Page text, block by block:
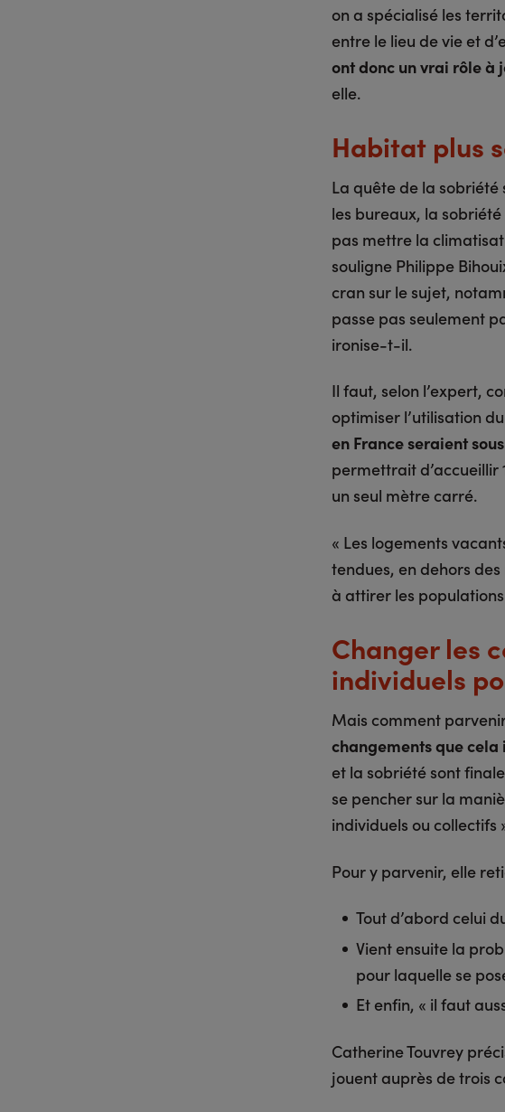
on a spécialisé les
entre le lieu de vie et
ont donc un vrai rôle à
elle.
Habitat plus
La quête de la sobriété
les bureaux, la
pas mettre la
souligne Philippe
cran sur le sujet,
passe pas seulement
ironise-t-il.
Il faut, selon l’expert,
optimiser l’utilisation
en France seraient
permettrait d’accueillir
un seul mètre carré.
« Les logements
tendues, en dehors
à attirer les
Changer les
individuels
Mais comment
changements que
et la sobriété sont
se pencher sur la
individuels ou collectifs
Pour y parvenir, elle
Tout d’abord celui
Vient ensuite la
pour laquelle se
Et enfin, « il faut
Catherine Touvrey
jouent auprès de trois